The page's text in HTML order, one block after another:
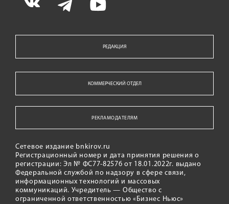
РЕДАКЦИЯ
КОММЕРЧЕСКИЙ ОТДЕЛ
РЕКЛАМОДАТЕЛЯМ
Сетевое издание bnkirov.ru
Регистрационный номер и дата принятия решения о
регистрации: Эл № ФС77-82576 от 18.01.2022г. выдано
Федеральной службой по надзору в сфере связи,
информационных технологий и массовых
коммуникаций. Учредитель — Общество с
ограниченной ответственностью «Бизнес Ньюс»